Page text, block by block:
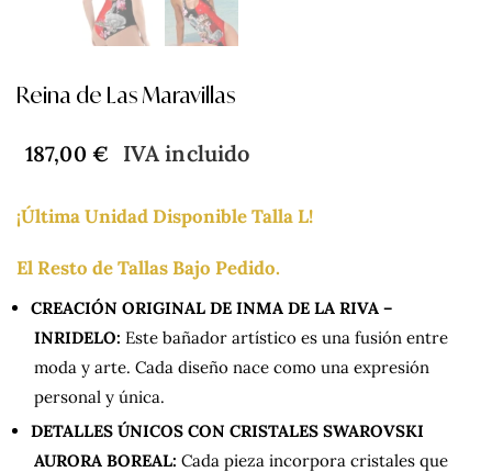
Reina de Las Maravillas
187,00 € IVA incluido
¡Última Unidad Disponible Talla L!
El Resto de Tallas Bajo Pedido.
CREACIÓN ORIGINAL DE INMA DE LA RIVA –
INRIDELO: Este bañador artístico es una fusión entre
moda y arte. Cada diseño nace como una expresión
personal y única.
DETALLES ÚNICOS CON CRISTALES SWAROVSKI
AURORA BOREAL: Cada pieza incorpora cristales que